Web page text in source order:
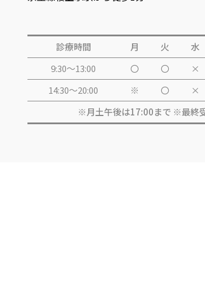
診療時間 月 火 水
9:30～13:00
〇 〇 ×
14:30～20:00
※ 〇 ×
※月土午後は17:00まで ※最終